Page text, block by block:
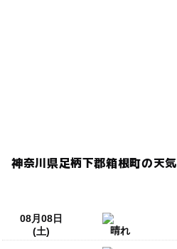
神奈川県足柄下郡箱根町の天気
08月08日
(土)
晴れ